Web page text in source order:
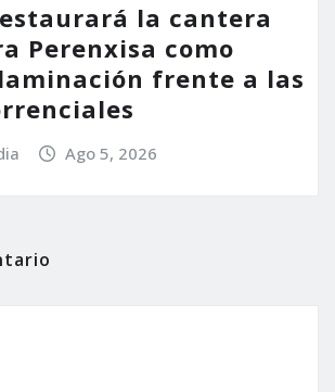
la cantera
Perenxisa como
frente a las
Ago 5, 2026